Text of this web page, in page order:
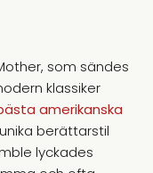
som sändes
klassiker
amerikanska
berättarstil
lyckades